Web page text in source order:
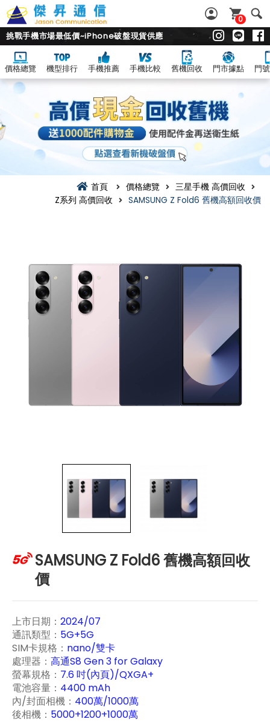
0
挑戰手機市場最低價~iPhone破盤現貨供應
價格總覽 機型排行 手機推薦 手機比較 舊機回收 門市據點 門
首頁 價格總覽
三星手機 高價回收
Z系列 高價回收
SAMSUNG Z Fold6 舊機高額回收價
SAMSUNG Z Fold6 舊機高額回收
價
上市日期： 2024/07
通訊類型： 5G+5G
SIM卡規格： nano/雙卡
處理器： 高通S8 Gen 3 for Galaxy
螢幕規格： 7.6 吋(內頁)/QXGA+
電池容量： 4400 mAh
內/封面相機： 400萬/1000萬
後相機： 5000+1200+1000萬